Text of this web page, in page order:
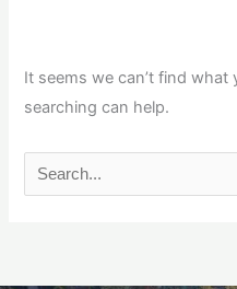
It seems we can’t find what
searching can help.